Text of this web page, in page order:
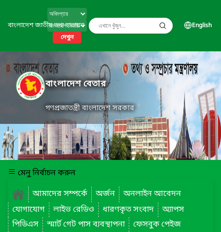
বাংলাদেশ জাতীয় তথ্য বাতায়ন
দেখুন
English
বাংলাদেশ বেতার
গণপ্রজাতন্ত্রী বাংলাদেশ সরকার
মেনু নির্বাচন করুন
আমাদের সম্পর্কে
অর্জন
অনলাইন আবেদন
যোগাযোগ
লাইভ রেডিও ধারণকৃত সংবাদ
অ্যাপস
পিডিএস
স্মার্ট গেট পাস ব্যবস্থাপনা
ফেসবুক পেইজ